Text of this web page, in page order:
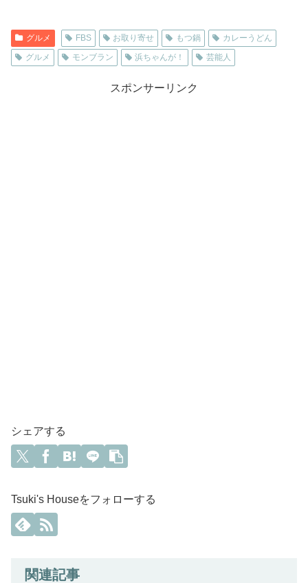
グルメ FBS お取り寄せ もつ鍋
カレーうどん
グルメ
モンブラン 浜ちゃんが！ 芸能人
スポンサーリンク
シェアする
Tsuki's Houseをフォローする
関連記事